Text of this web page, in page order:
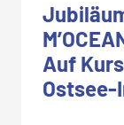
Auf
Ostsee-